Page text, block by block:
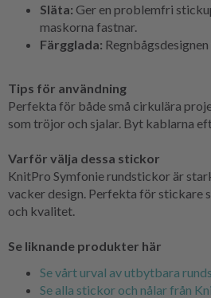
Släta: Ger en problemfri
maskorna fastnar.
Färgglada:
Tips för användning
Perfekta för både små cirkulära
som tröjor och sjalar. Byt kablarna
Varför välja dessa stickor
KnitPro Symfonie rundstickor är
vacker design. Perfekta för stickare
och kvalitet.
Se liknande produkter här
Se vårt urval av utbytbara
Se alla stickor och nålar från